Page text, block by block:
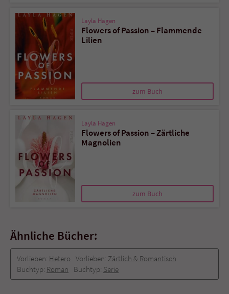
Layla Hagen
Flowers of Passion – Flammende
Lilien
zum Buch
Layla Hagen
Flowers of Passion – Zärtliche
Magnolien
zum Buch
Ähnliche Bücher:
Vorlieben: Hetero Vorlieben: Zärtlich & Romantisch
Buchtyp: Roman Buchtyp: Serie